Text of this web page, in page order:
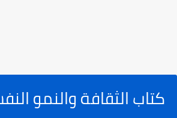
كتاب الثقافة والنمو